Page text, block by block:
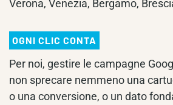
Verona, Venezia, Bergamo,
OGNI CLIC CONTA
Per noi, gestire le campagne
non sprecare nemmeno una
o una conversione, o un dato